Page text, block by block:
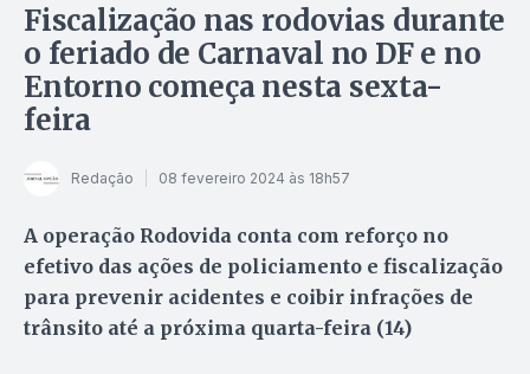
Fiscalização nas rodovias durante
o feriado de Carnaval no DF e no
Entorno começa nesta sexta-
feira
Redação 08 fevereiro 2024 às 18h57
A operação Rodovida conta com reforço no
efetivo das ações de policiamento e fiscalização
para prevenir acidentes e coibir infrações de
trânsito até a próxima quarta-feira (14)